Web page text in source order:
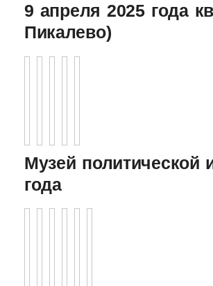
9 апреля 2025 года
Пикалево)
Музей политической
года